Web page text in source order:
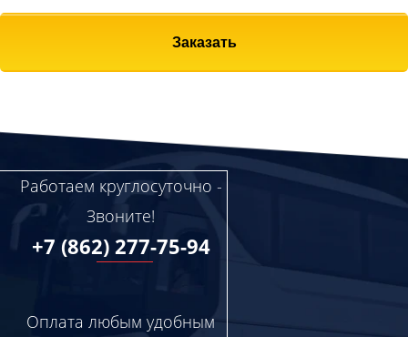
Заказать
Работаем круглосуточно -
Звоните!
+7 (862) 277-75-94
Оплата любым удобным